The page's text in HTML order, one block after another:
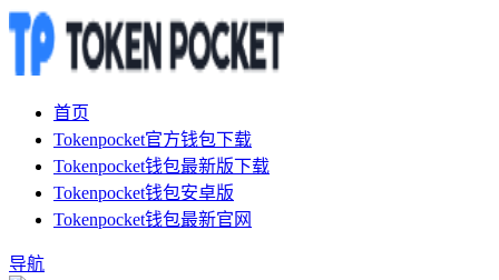
首页
Tokenpocket官方钱包下载
Tokenpocket钱包最新版下载
Tokenpocket钱包安卓版
Tokenpocket钱包最新官网
导航